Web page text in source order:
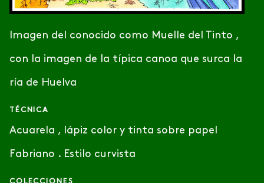
Imagen del conocido como Muelle del Tinto ,
con la imagen de la típica canoa que surca la
ría de Huelva
TÉCNICA
Acuarela , lápiz color y tinta sobre papel
Fabriano . Estilo curvista
COLECCIONES